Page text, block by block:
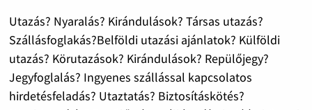
Utazás? Nyaralás? Kirándulások? Társas utazás?
Szállásfoglakás?Belföldi utazási ajánlatok? Külföldi
utazás? Körutazások? Kirándulások? Repülőjegy?
Jegyfoglalás? Ingyenes szállással kapcsolatos
hirdetésfeladás? Utaztatás? Biztosításkötés?